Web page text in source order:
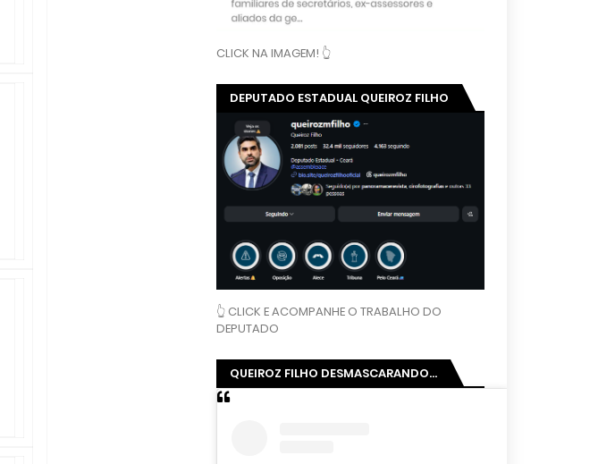
CLICK NA IMAGEM! 👆
DEPUTADO ESTADUAL QUEIROZ FILHO
👆 CLICK E ACOMPANHE O TRABALHO DO
DEPUTADO
QUEIROZ FILHO DESMASCARANDO...